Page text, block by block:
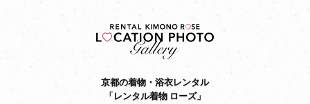
京都の着物・浴衣レンタル
「レンタル着物 ローズ」